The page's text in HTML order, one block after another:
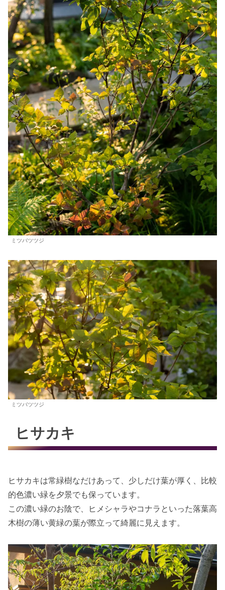
ミツバツツジ
ミツバツツジ
ヒサカキ
ヒサカキは常緑樹なだけあって、少しだけ葉が厚く、比較
的色濃い緑を夕景でも保っています。
この濃い緑のお陰で、ヒメシャラやコナラといった落葉高
木樹の薄い黄緑の葉が際立って綺麗に見えます。